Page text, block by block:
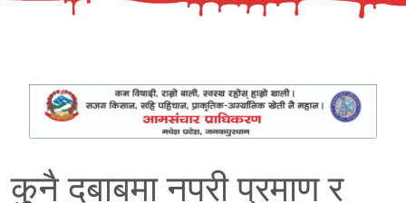
कुनै दबाबमा नपरी प्रमाण र